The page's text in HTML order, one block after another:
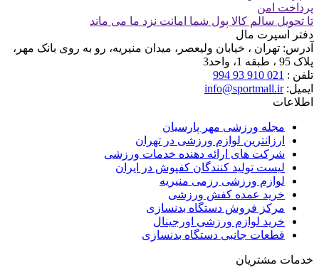
پرداخت امن
تا تحویل سالم کالا پول شما امانت نزد ما می ماند
دفتر اسپرت مال
آدرس: تهران ، خیابان ولیعصر، میدان منیریه، رو به روی بانک مهر،
پلاک 95 ، طبقه 1، واحد3
تلفن : 021 910 93 994
ایمیل:info@sportmall.ir
اطلاعات
مجله ورزشی مهر پارسیان
ارزانترین لوازم ورزشی در تهران
شرکت های ارائه دهنده خدمات ورزشی
لیست تولید کنندگان کفپوش در ایران
لوازم ورزشی رزمی منیریه
خرید عمده کفش ورزشی
مرکز فروش دستگاه بدنسازی
خرید لوازم ورزشی اورجینال
قطعات جانبی دستگاه بدنسازی
خدمات مشتریان